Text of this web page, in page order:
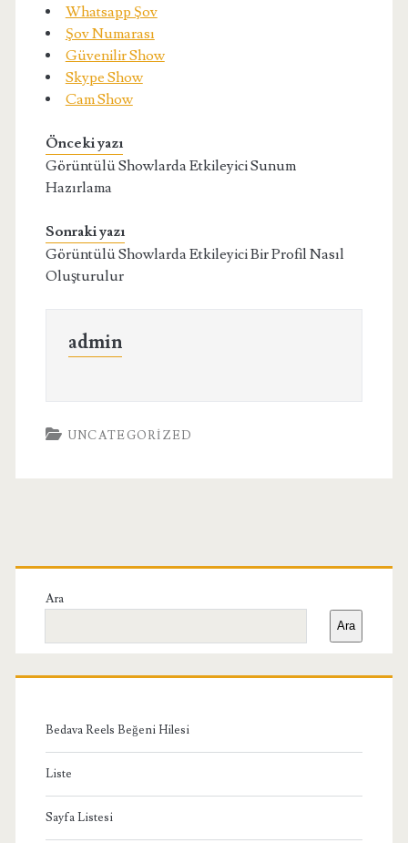
Whatsapp Şov
Şov Numarası
Güvenilir Show
Skype Show
Cam Show
Önceki yazı
Görüntülü Showlarda Etkileyici Sunum
Hazırlama
Sonraki yazı
Görüntülü Showlarda Etkileyici Bir Profil Nasıl
Oluşturulur
admin
UNCATEGORIZED
Birincil
Yan
Menü
Ara
Ara
Bedava Reels Beğeni Hilesi
Liste
Sayfa Listesi